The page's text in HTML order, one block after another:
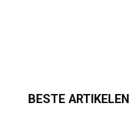
BESTE ARTIKELEN